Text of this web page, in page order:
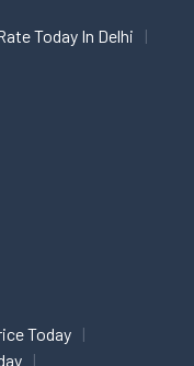
Today In Delhi
Today